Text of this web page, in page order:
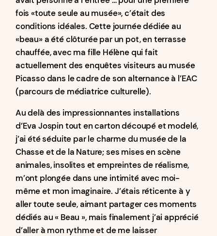
fois «toute seule au musée», c’était des
conditions idéales. Cette journée dédiée au
«beau» a été clôturée par un pot, en terrasse
chauffée, avec ma fille Hélène qui fait
actuellement des enquêtes visiteurs au musée
Picasso dans le cadre de son alternance à l’EAC
(parcours de médiatrice culturelle).
Au delà des impressionnantes installations
d’Eva Jospin tout en carton découpé et modelé,
j’ai été séduite par le charme du musée de la
Chasse et de la Nature; ses mises en scène
animales, insolites et empreintes de réalisme,
m’ont plongée dans une intimité avec moi-
même et mon imaginaire. J’étais réticente à y
aller toute seule, aimant partager ces moments
dédiés au « Beau », mais finalement j’ai apprécié
d’aller à mon rythme et de me laisser